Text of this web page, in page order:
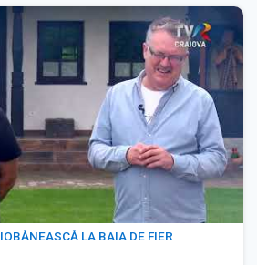
LA BAIA DE FIER